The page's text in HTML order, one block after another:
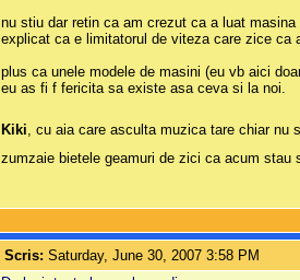
nu stiu dar retin ca am crezut ca a luat
explicat ca e limitatorul de viteza care zice ca
plus ca unele modele de masini (eu vb aici
eu as fi f fericita sa existe asa ceva si la noi.
Kiki, cu aia care asculta muzica tare chiar nu
zumzaie bietele geamuri de zici ca acum stau
Scris:Saturday, June 30, 2007 3:58 PM